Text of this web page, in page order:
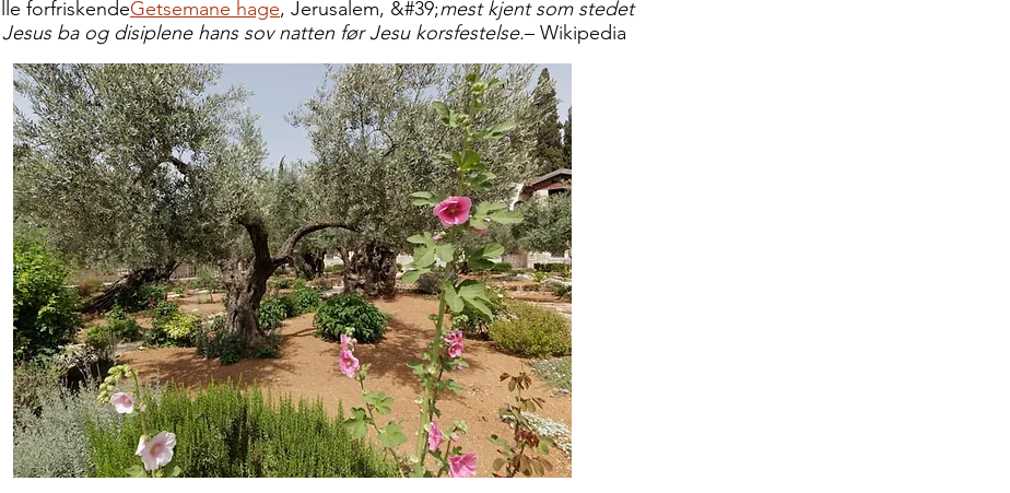
forfriskendeGetsemane hage, Jerusalem, &#39;mest kjent som stedet
ba og disiplene hans sov natten før Jesu korsfestelse.– Wikipedia